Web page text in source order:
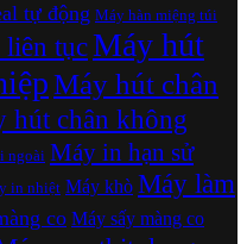
tự động Máy hàn miệng túi
tụcMáy hút
Máy hút chân
hút chân không
ngoài Máy in hạn sử
in nhiệt Máy khò Máy làm
co Máy sấy màng co